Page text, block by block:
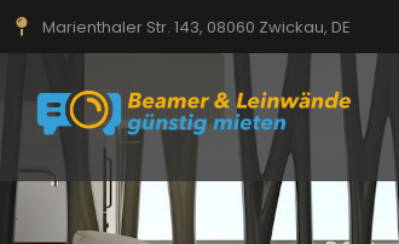
Marienthaler Str. 143, 08060 Zwickau, DE